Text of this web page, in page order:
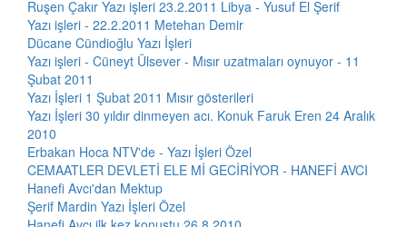
Ruşen Çakır Yazı işleri 23.2.2011 Libya - Yusuf El Şerif
Yazı işleri - 22.2.2011 Metehan Demir
Dücane Cündioğlu Yazı İşleri
Yazı işleri - Cüneyt Ülsever - Mısır uzatmaları oynuyor - 11
Şubat 2011
Yazı İşleri 1 Şubat 2011 Mısır gösterileri
Yazı İşleri 30 yıldır dinmeyen acı. Konuk Faruk Eren 24 Aralık
2010
Erbakan Hoca NTV'de - Yazı İşleri Özel
CEMAATLER DEVLETİ ELE Mİ GECİRİYOR - HANEFİ AVCI
Hanefi Avcı'dan Mektup
Şerif Mardin Yazı İşleri Özel